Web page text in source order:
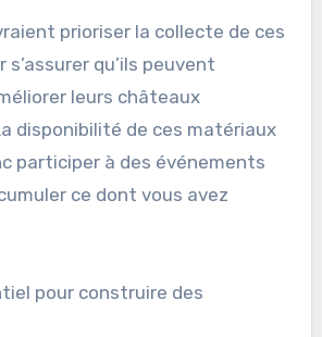
prioriser la collecte de ces
s’assurer qu’ils peuvent
leurs châteaux
disponibilité de ces matériaux
participer à des événements
ce dont vous avez
pour construire des